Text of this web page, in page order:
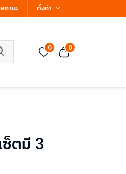
ถานะ ตั้งค่า
0 0
ซ็ตมี 3